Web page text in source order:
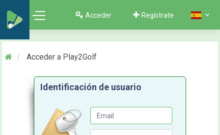
Acceder Regístrate
Acceder a Play2Golf
Identificación de usuario